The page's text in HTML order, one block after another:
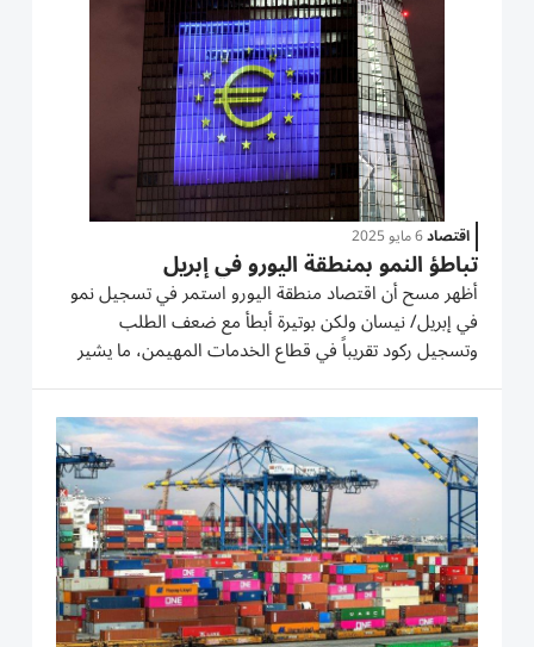
اقتصاد6 مايو 2025
تباطؤ النمو بمنطقة اليورو في إبريل
أظهر مسح أن اقتصاد منطقة اليورو استمر في تسجيل نمو
في إبريل/ نيسان ولكن بوتيرة أبطأ مع ضعف الطلب
وتسجيل ركود تقريباً في قطاع الخدمات المهيمن، ما يشير
إلى أن تعافي اقتصاد المنطقة لا يزال هشاً. وهبط مؤشر
مديري المشتريات المجمع لمنطقة اليورو، والذي أعدته
ستاندرد اند بورز...